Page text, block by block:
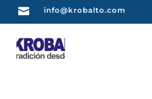
 info@krobalto.com